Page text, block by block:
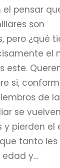
el pensar
son
pero ¿qué
el
este.
si,
de la
se
y pierden el
tanto les
edad y…